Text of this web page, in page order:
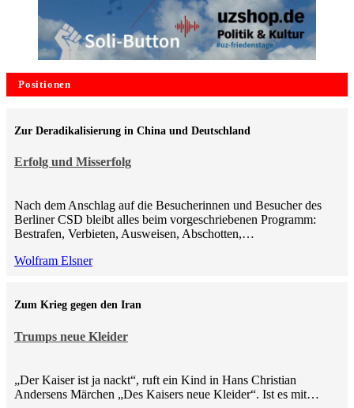
Positionen
Erfolg und Misserfolg
Zur Deradikalisierung in China und Deutschland
Nach dem Anschlag auf die Besucherinnen und Besucher des
Berliner CSD bleibt alles beim vorgeschriebenen Programm:
Bestrafen, Verbieten, Ausweisen, Abschotten,…
Wolfram Elsner
Trumps neue Kleider
Zum Krieg gegen den Iran
„Der Kaiser ist ja nackt“, ruft ein Kind in Hans Christian
Andersens Märchen „Des Kaisers neue Kleider“. Ist es mit…